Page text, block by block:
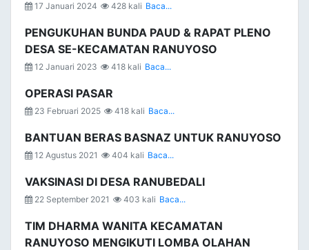
17 Januari 2024 428 kali Baca...
PENGUKUHAN BUNDA PAUD & RAPAT PLENO
DESA SE-KECAMATAN RANUYOSO
12 Januari 2023 418 kali Baca...
OPERASI PASAR
23 Februari 2025 418 kali Baca...
BANTUAN BERAS BASNAZ UNTUK RANUYOSO
12 Agustus 2021 404 kali Baca...
VAKSINASI DI DESA RANUBEDALI
22 September 2021 403 kali Baca...
TIM DHARMA WANITA KECAMATAN
RANUYOSO MENGIKUTI LOMBA OLAHAN